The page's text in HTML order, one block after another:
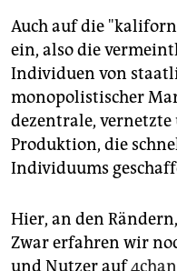
Auch auf die
ein, also die
Individuen von
monopolistischer
dezentrale,
Produktion, die
Individuums
Hier, an den
Zwar erfahren wir
und Nutzer auf4chan